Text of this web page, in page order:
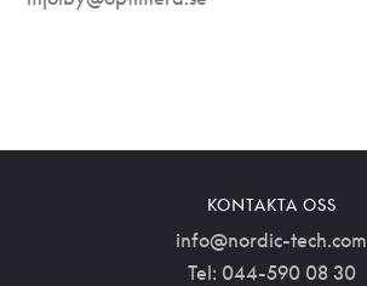
KONTAKTA OSS
info@nordic-tech.com
Tel: 044-590 08 30